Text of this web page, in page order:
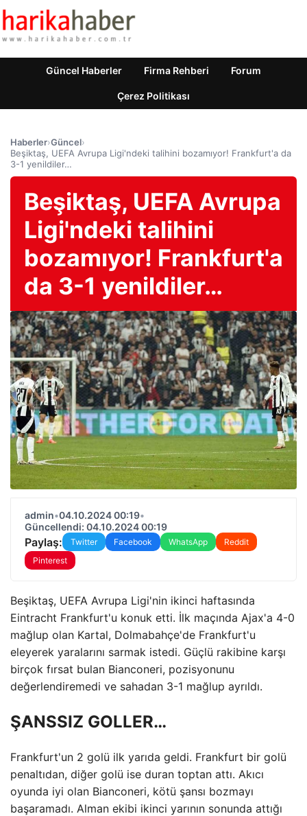
Güncel Haberler Firma Rehberi Forum
Çerez Politikası
Haberler›Güncel›
Beşiktaş, UEFA Avrupa Ligi'ndeki talihini bozamıyor! Frankfurt'a da
3-1 yenildiler…
Beşiktaş, UEFA Avrupa
Ligi'ndeki talihini
bozamıyor! Frankfurt'a
da 3-1 yenildiler…
admin•04.10.2024 00:19•
Güncellendi: 04.10.2024 00:19
Paylaş: Twitter Facebook WhatsApp
Reddit
Pinterest
Beşiktaş, UEFA Avrupa Ligi'nin ikinci haftasında
Eintracht Frankfurt'u konuk etti. İlk maçında Ajax'a 4-0
mağlup olan Kartal, Dolmabahçe'de Frankfurt'u
eleyerek yaralarını sarmak istedi. Güçlü rakibine karşı
birçok fırsat bulan Bianconeri, pozisyonunu
değerlendiremedi ve sahadan 3-1 mağlup ayrıldı.
ŞANSSIZ GOLLER…
Frankfurt'un 2 golü ilk yarıda geldi. Frankfurt bir golü
penaltıdan, diğer golü ise duran toptan attı. Akıcı
oyunda iyi olan Bianconeri, kötü şansı bozmayı
başaramadı. Alman ekibi ikinci yarının sonunda attığı